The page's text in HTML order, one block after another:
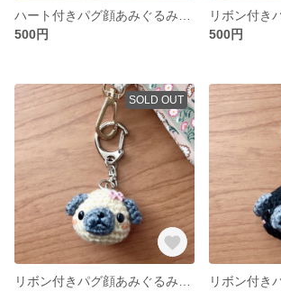
500円
500円
SOLD OUT